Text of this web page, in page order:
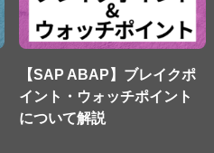
【SAP ABAP】ブレイクポ
イント・ウォッチポイント
について解説